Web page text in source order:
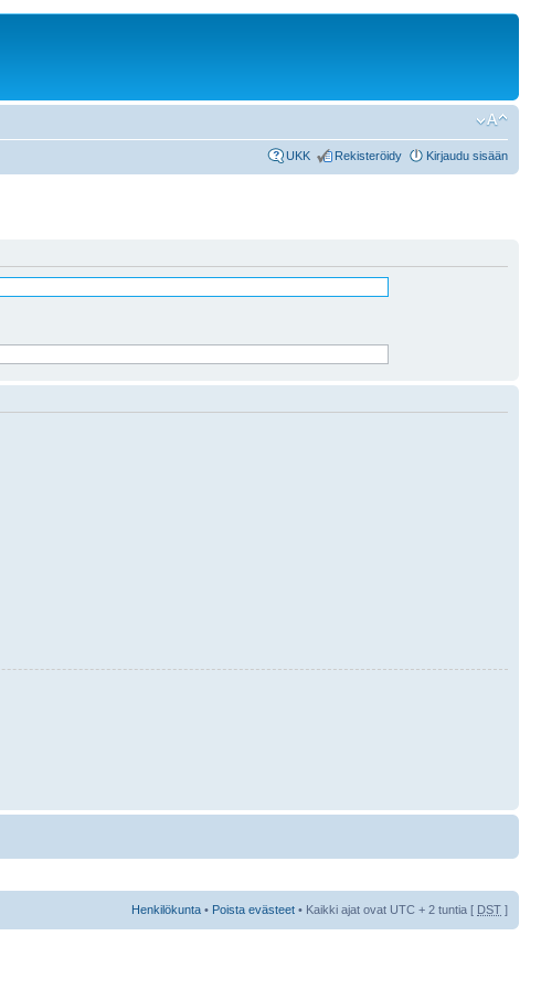
UKK Rekisteröidy Kirjaudu sisään
Henkilökunta • Poista evästeet • Kaikki ajat ovat UTC + 2 tuntia [ DST ]